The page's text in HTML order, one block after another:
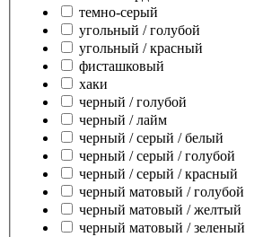
темно-серый
угольный / голубой
угольный / красный
фисташковый
хаки
черный / голубой
черный / лайм
черный / серый / белый
черный / серый / голубой
черный / серый / красный
черный матовый / голубой
черный матовый / желтый
черный матовый / зеленый